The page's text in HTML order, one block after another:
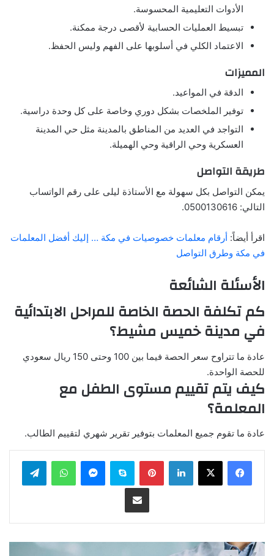
الأدوات التعليمية المحسوسة.
تبسيط العمليات الحسابية لأقصى درجة ممكنة.
الاعتماد الكلي في أسلوبها على الفهم وليس الحفظ.
المميزات
الدقة في المواعيد.
توفير الملخصات بشكل دوري وخاصة على كل وحدة دراسية.
التواجد في العديد من المناطق بالمدينة مثل حي المدينة
العسكرية وحي الراقية وحي الهميلة.
طريقة التواصل
يمكن التواصل بكل سهولة مع الأستاذة ليلى على رقم الواتساب
التالي: 0500130616.
اقرأ أيضاً: أرقام معلمات خصوصيات في مكة … إليك أفضل المعلمات
في مكة وطرق التواصل
الأسئلة الشائعة
كم تكلفة الحصة الخاصة للمراحل الابتدائية
في مدينة خميس مشيط؟
عادة ما تتراوح سعر الحصة فيما بين 100 وحتى 150 ريال سعودي
للحصة الواحدة.
كيف يتم تقييم مستوى الطفل مع
المعلمة؟
عادة ما تقوم جميع المعلمات بتوفير تقرير شهري لتقييم الطالب.
لينكدإن بينتيريستسكايب ماسنجر واتساب تيلقرام
مشاركة عبر البريد